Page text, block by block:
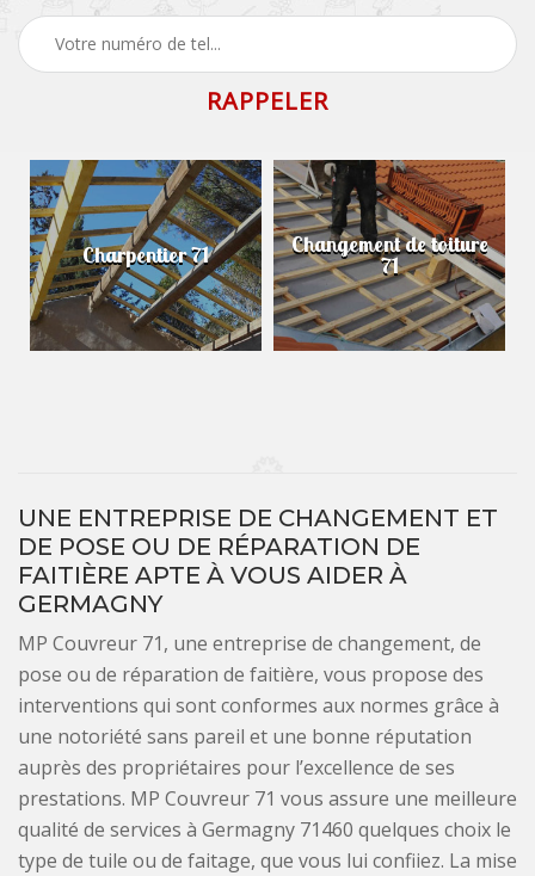
Charpentier 71 Changement de toiture
71
UNE ENTREPRISE DE CHANGEMENT ET
DE POSE OU DE RÉPARATION DE
FAITIÈRE APTE À VOUS AIDER À
GERMAGNY
MP Couvreur 71, une entreprise de changement, de
pose ou de réparation de faitière, vous propose des
interventions qui sont conformes aux normes grâce à
une notoriété sans pareil et une bonne réputation
auprès des propriétaires pour l’excellence de ses
prestations. MP Couvreur 71 vous assure une meilleure
qualité de services à Germagny 71460 quelques choix le
type de tuile ou de faitage, que vous lui confiiez. La mise